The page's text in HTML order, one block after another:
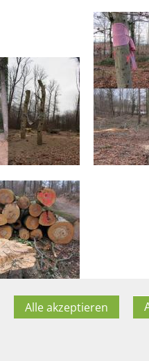
Alle akzeptieren